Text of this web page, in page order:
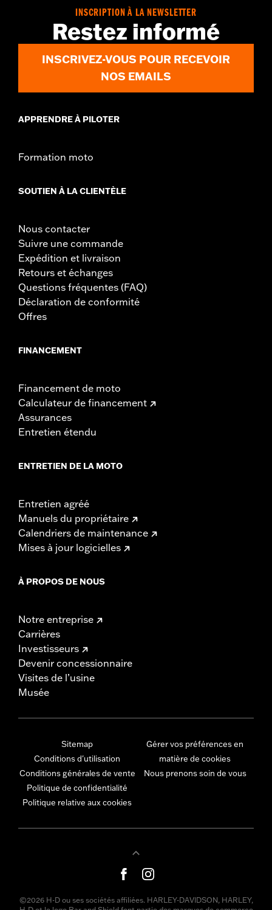
for full details
Jacket Style:Moto
Dry
Imported
INSCRIPTION À LA NEWSLETTER
Restez informé
INSCRIVEZ-VOUS POUR RECEVOIR
NOS EMAILS
APPRENDRE À PILOTER
Formation moto
SOUTIEN À LA CLIENTÈLE
Nous contacter
Suivre une commande
Expédition et livraison
Retours et échanges
Questions fréquentes (FAQ)
Déclaration de conformité
Offres
FINANCEMENT
Financement de moto
Calculateur de financement
Assurances
Entretien étendu
ENTRETIEN DE LA MOTO
Entretien agréé
Manuels du propriétaire
Calendriers de maintenance
Mises à jour logicielles
À PROPOS DE NOUS
Notre entreprise
Carrières
Investisseurs
Devenir concessionnaire
Visites de l’usine
Musée
Sitemap
Conditions d'utilisation
Conditions générales de vente
Politique de confidentialité
Politique relative aux cookies
Gérer vos préférences en
matière de cookies
Nous prenons soin de vous
©2026 H-D ou ses sociétés affiliées. HARLEY-DAVIDSON, HARLEY,